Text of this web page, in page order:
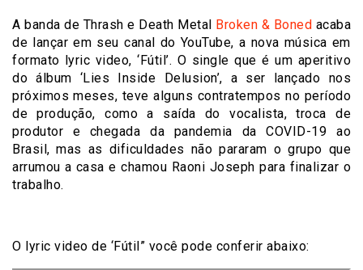
A banda de Thrash e Death Metal Broken & Boned acaba
de lançar em seu canal do YouTube, a nova música em
formato lyric video, ‘Fútil’. O single que é um aperitivo
do álbum ‘Lies Inside Delusion’, a ser lançado nos
próximos meses, teve alguns contratempos no período
de produção, como a saída do vocalista, troca de
produtor e chegada da pandemia da COVID-19 ao
Brasil, mas as dificuldades não pararam o grupo que
arrumou a casa e chamou Raoni Joseph para finalizar o
trabalho.
O lyric video de ‘Fútil” você pode conferir abaixo: